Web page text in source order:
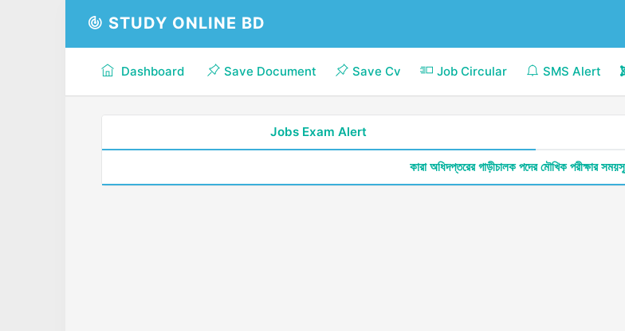
STUDY ONLINE BD
Dashboard Save Document Save Cv Job Circular SMS Alert
Jobs Exam Alert
কারা অধিদপ্তরের গাড়ীচালক পদের মৌখিক পরীক্ষার